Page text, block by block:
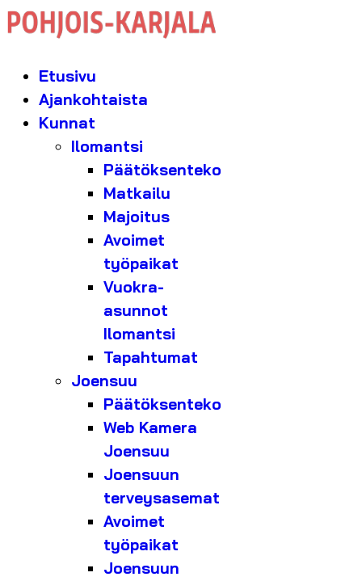
Etusivu
Ajankohtaista
Kunnat
Ilomantsi
Päätöksenteko
Matkailu
Majoitus
Avoimet
työpaikat
Vuokra-
asunnot
Ilomantsi
Tapahtumat
Joensuu
Päätöksenteko
Web Kamera
Joensuu
Joensuun
terveysasemat
Avoimet
työpaikat
Joensuun